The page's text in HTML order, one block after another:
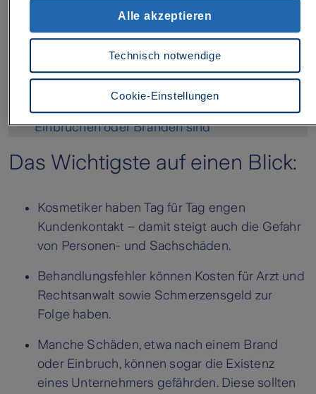
Damit ein Behandlungsfehler nicht Ihre
Damit Sie nicht wehrlos sind, wenn Sie
verklagt werden
Damit Sie nicht der Leidtragende bei
Einbrüchen oder Bränden sind
Das Wichtigste auf einen Blick:
Kosmetiker haben Tag für Tag engen
Kundenkontakt – damit steigt auch die Gefahr
von Personen- und Sachschäden.
Behandlungsfehler können Kosten für Arzt und
Rechtsanwalt sowie Schmerzensgeld zur
Folge haben.
Manche Schäden, etwa nach einem Brand
oder Einbruch, können sogar die Existenz
eines Unternehmers gefährden. Diese sollten
Cookies durch uns oder unsere technologischen Partner, ggf. auch zu eigenen
Zwecken. Im Zusammenhang mit der Nutzung von Drittanbieter-Tools (z.B.
mit der EU vergleichbares Datenschutzniveau aufweisen (z.B. USA). Es besteht
Betroffenenrechte nicht durchgesetzt werden können- Ihre Einwilligung können
Sie jederzeit über die Cookie Einstellungen mit Wirkung für die Zukunft widerrufen.
Weitere Informationen zu Cookies und der Widerrufsmöglichkeit finden Sie unter
den folgenden Links Datenschutz Impressum
Cookie-Einstellungen
Technisch notwendige
Alle akzeptieren